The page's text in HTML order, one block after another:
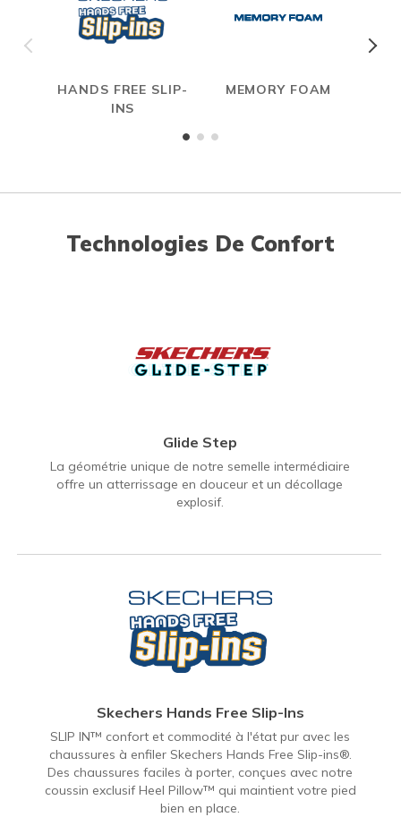
HANDS FREE SLIP-
INS
MEMORY FOAM
Technologies De Confort
Glide Step
La géométrie unique de notre semelle intermédiaire
offre un atterrissage en douceur et un décollage
explosif.
Skechers Hands Free Slip-Ins
SLIP IN™ confort et commodité à l'état pur avec les
chaussures à enfiler Skechers Hands Free Slip-ins®.
Des chaussures faciles à porter, conçues avec notre
coussin exclusif Heel Pillow™ qui maintient votre pied
bien en place.